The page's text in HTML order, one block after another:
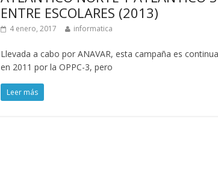
ENTRE ESCOLARES (2013)
4 enero, 2017 informatica
Llevada a cabo por ANAVAR, esta campaña es
en 2011 por la OPPC-3, pero
Leer más